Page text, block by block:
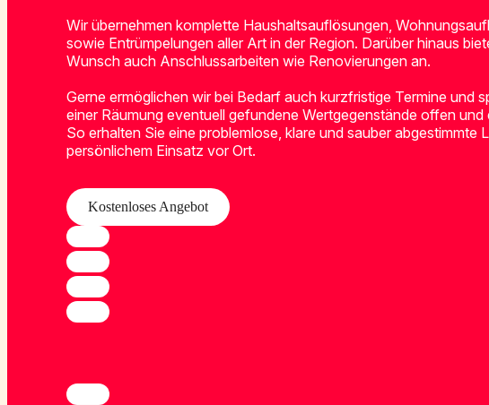
Wir übernehmen komplette Haushaltsauflösungen,
sowie Entrümpelungen aller Art in der Region. Darüber hinaus
Wunsch auch Anschlussarbeiten wie Renovierungen an.
Gerne ermöglichen wir bei Bedarf auch kurzfristige Termine und
einer Räumung eventuell gefundene Wertgegenstände offen und
So erhalten Sie eine problemlose, klare und sauber abgestimmte
persönlichem Einsatz vor Ort.
Kostenloses Angebot